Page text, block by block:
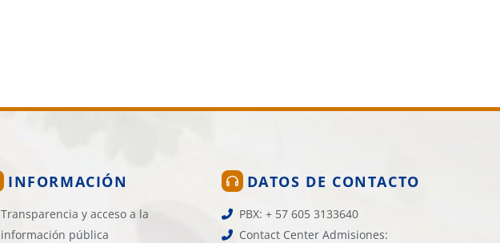
INFORMACIÓN
Transparencia y acceso a la
información pública
DATOS DE CONTACTO
PBX: + 57 605 3133640
Contact Center Admisiones: